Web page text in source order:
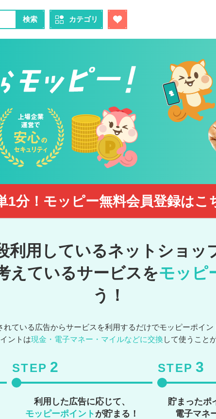
検索 カテゴリ
1分！モッピー無料会員登録はこ
利用しているネットショッ
えているサービスをモッピ
う！
れている広告からサービスを利用するだけでモッピーポイン
ントは現金・電子マネー・マイルなどに交換 して使うこと
STEP 2
利用した広告に応じて、
モッピーポイント が貯まる！
STEP 3
貯まったポ
電子マネ